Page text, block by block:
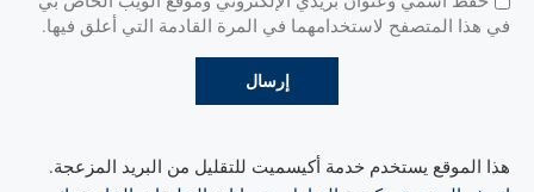
في هذا المتصفح لاستخدامهما في المرة القادمة التي أعلق فيها.
هذا الموقع يستخدم خدمة أكيسميت للتقليل من البريد المزعجة.